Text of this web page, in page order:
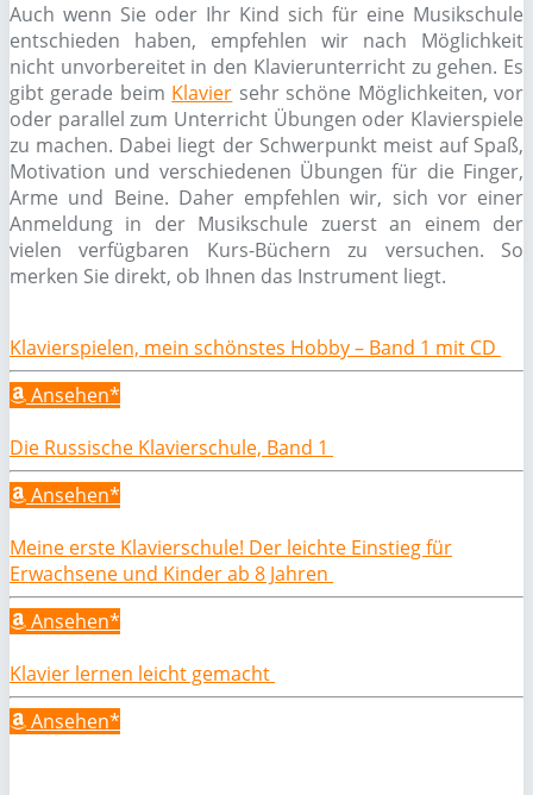
Auch wenn Sie oder Ihr Kind sich für eine Musikschule
entschieden haben, empfehlen wir nach Möglichkeit
nicht unvorbereitet in den Klavierunterricht zu gehen. Es
gibt gerade beim Klavier sehr schöne Möglichkeiten, vor
oder parallel zum Unterricht Übungen oder Klavierspiele
zu machen. Dabei liegt der Schwerpunkt meist auf Spaß,
Motivation und verschiedenen Übungen für die Finger,
Arme und Beine. Daher empfehlen wir, sich vor einer
Anmeldung in der Musikschule zuerst an einem der
vielen verfügbaren Kurs-Büchern zu versuchen. So
merken Sie direkt, ob Ihnen das Instrument liegt.
Klavierspielen, mein schönstes Hobby – Band 1 mit CD
Ansehen*
Die Russische Klavierschule, Band 1
Ansehen*
Meine erste Klavierschule! Der leichte Einstieg für
Erwachsene und Kinder ab 8 Jahren
Ansehen*
Klavier lernen leicht gemacht
Ansehen*